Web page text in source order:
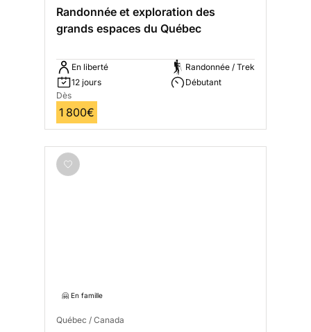
Randonnée et exploration des
grands espaces du Québec
En liberté
12 jours
Randonnée / Trek
Débutant
Dès
1 800€
🤗 En famille
Québec / Canada